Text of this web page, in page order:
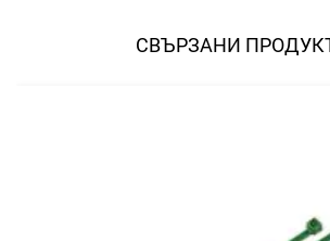
СВЪРЗАНИ